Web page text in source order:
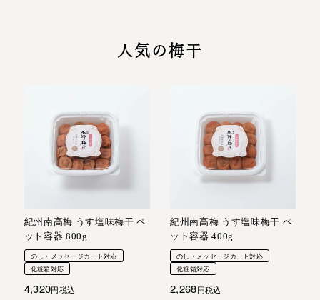
人気の梅干
紀州南高梅 うす塩味梅干 ペ
ット容器 800g
のし・メッセージカート対応
化粧箱対応
4,320 税込
紀州南高梅 うす塩味梅干 ペ
ット容器 400g
のし・メッセージカート対応
化粧箱対応
2,268 税込